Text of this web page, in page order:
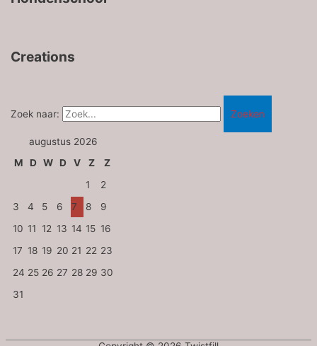
Creations
Zoek naar:
augustus 2026
M
D W D V Z
Z
1
2
3
4 5 6 7 8
9
10 11 12 13 14 15 16
17 18 19 20 21 22 23
24 25 26 27 28 29 30
31